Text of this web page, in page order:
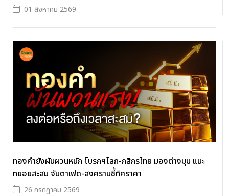
01 สิงหาคม 2569
ทองคำยังผันผวนหนัก โบรกฯโลก-กสิกรไทย มองต่างมุม แนะ
ทยอยสะสม จับตาเฟด-สงครามชี้ทิศราคา
26 กรกฎาคม 2569